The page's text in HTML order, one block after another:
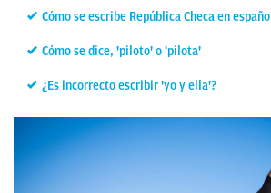
Cómo se escribe República Checa en español
Cómo se dice, 'piloto' o 'pilota'
¿Es incorrecto escribir 'yo y ella'?